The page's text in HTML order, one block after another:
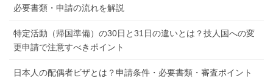
必要書類・申請の流れを解説
特定活動（帰国準備）の30日と31日の違いとは？技人国への変
更申請で注意すべきポイント
日本人の配偶者ビザとは？申請条件・必要書類・審査ポイント